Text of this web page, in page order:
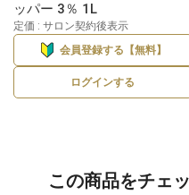
ッパー 3％ 1L
定価 : サロン契約後表示
会員登録する【無料】
ログインする
この商品をチェ